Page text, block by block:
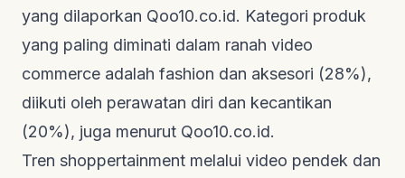
yang dilaporkan Qoo10.co.id. Kategori produk
yang paling diminati dalam ranah video
commerce adalah fashion dan aksesori (28%),
diikuti oleh perawatan diri dan kecantikan
(20%), juga menurut Qoo10.co.id.
Tren shoppertainment melalui video pendek dan